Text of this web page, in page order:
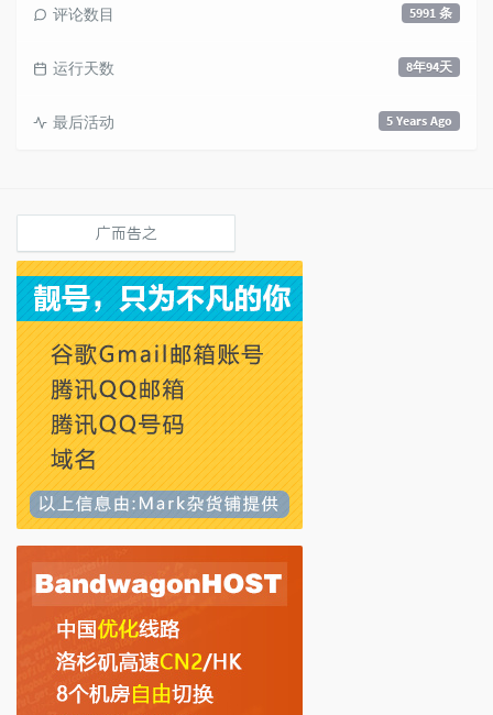
5991 条
评论数目
8年94天
运行天数
5 Years Ago
最后活动
广而告之